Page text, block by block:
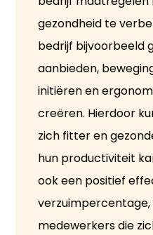
gezondheid te
bedrijf bijvoorbeeld
aanbieden,
initiëren en
creëren. Hierdoor
zich fitter en
hun productiviteit
ook een positief
verzuimpercentage,
medewerkers die